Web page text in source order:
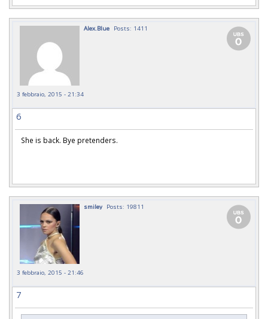
Alex.Blue Posts: 1411
3 febbraio, 2015 - 21:34
6
She is back. Bye pretenders.
smiley Posts: 19811
3 febbraio, 2015 - 21:46
7